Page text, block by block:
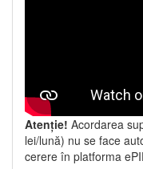
Atenție! Acordarea
lei/lună) nu se face
cerere în platforma